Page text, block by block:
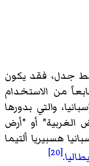
جدل، فقد يكون
من الاستخدام
والتي بدورها
الغربية" أو "أرض
هسبيريا ألتيما
.
[20]